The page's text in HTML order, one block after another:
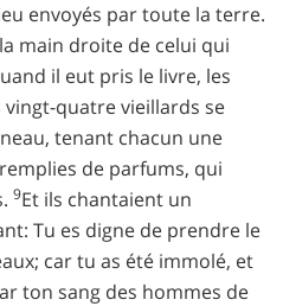
envoyés par toute la terre.
main droite de celui qui
il eut pris le livre, les
quatre vieillards se
tenant chacun une
de parfums, qui
9Et ils chantaient un
Tu es digne de prendre le
car tu as été immolé, et
ton sang des hommes de